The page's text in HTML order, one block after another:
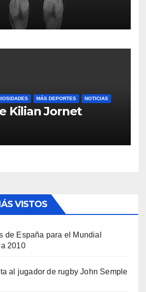
MÁS DEPORTES NOTICIAS
Kilian Jornet
VISTOS
de España para el Mundial
2010
al jugador de rugby John Semple